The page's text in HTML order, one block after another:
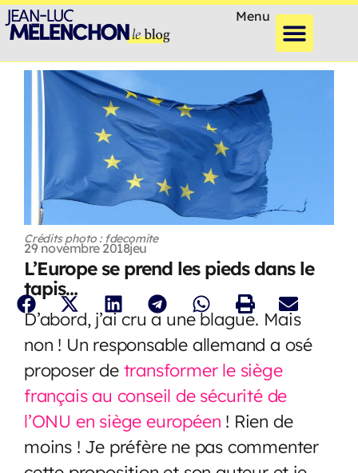
Menu
Crédits photo : fdecomite
29 novembre 2018jeu
L’Europe se prend les pieds dans le
tapis…
D’abord, j’ai cru a une blague. Mais
non ! Un responsable allemand a osé
proposer de transformer le siège
français au conseil de sécurité de
l’ONU en siège européen ! Rien de
moins ! Je préfère ne pas commenter